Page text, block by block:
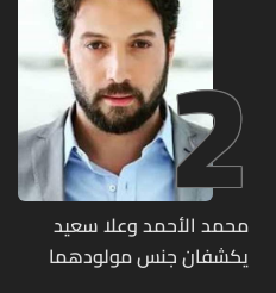
2
محمد الأحمد وعلا سعيد
يكشفان جنس مولودهما